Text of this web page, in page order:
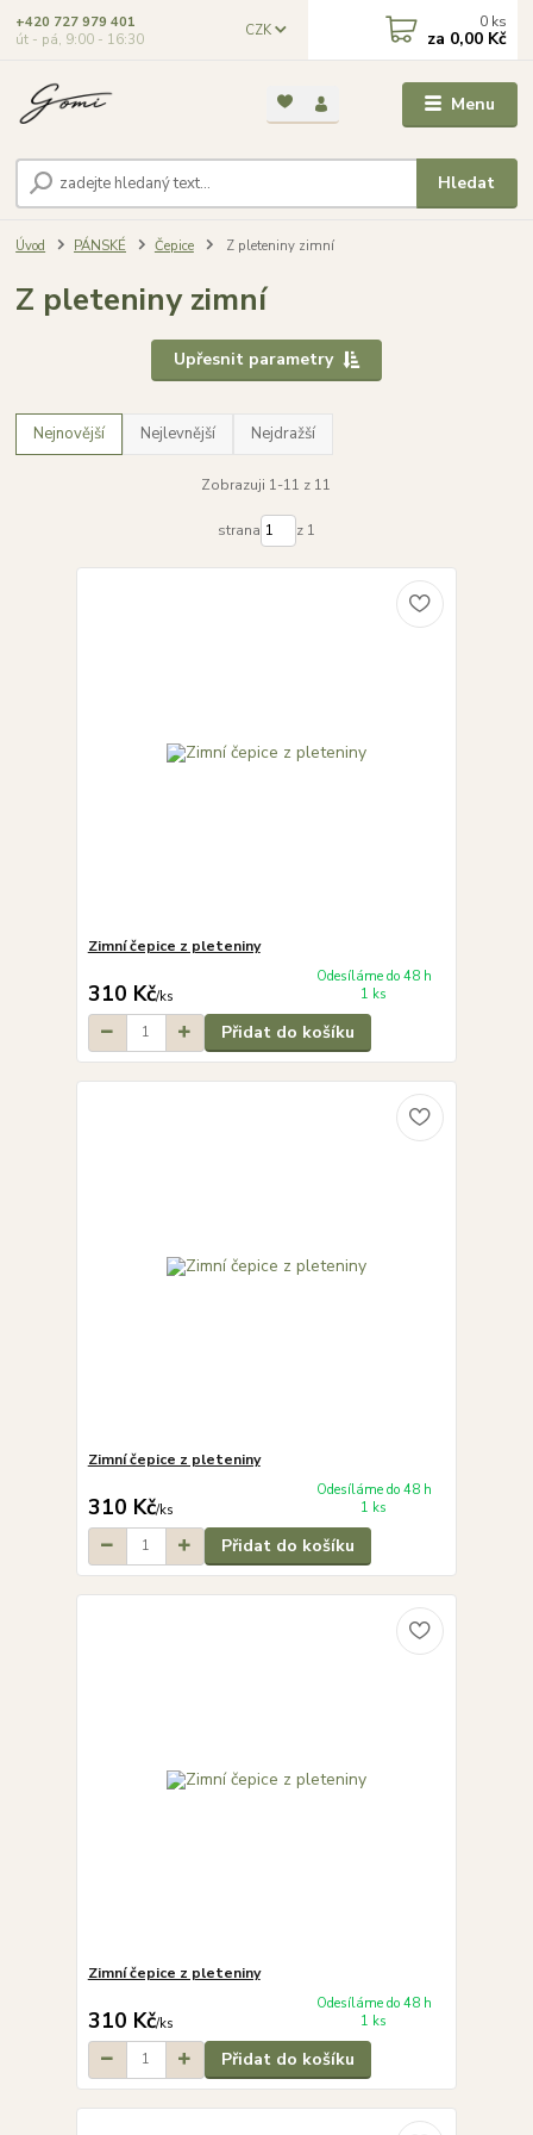
Menu
CZK
Hledat
+420 727 979 401
út - pá, 9:00 - 16:30
0 ks
za 0,00 Kč
Úvod PÁNSKÉ Čepice Z pleteniny zimní
Z pleteniny zimní
Upřesnit parametry
Nejnovější Nejlevnější Nejdražší
Zobrazuji 1-11 z 11
strana z 1
Zimní čepice z pleteniny
310 Kč/ks
Odesíláme do 48 h
1 ks
Přidat do košíku
Zimní čepice z pleteniny
310 Kč/ks
Odesíláme do 48 h
1 ks
Přidat do košíku
Zimní čepice z pleteniny
310 Kč/ks
Odesíláme do 48 h
1 ks
Přidat do košíku